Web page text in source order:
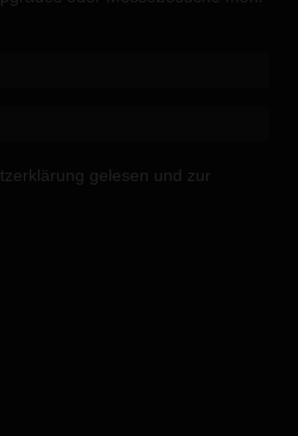
gelesen und zur